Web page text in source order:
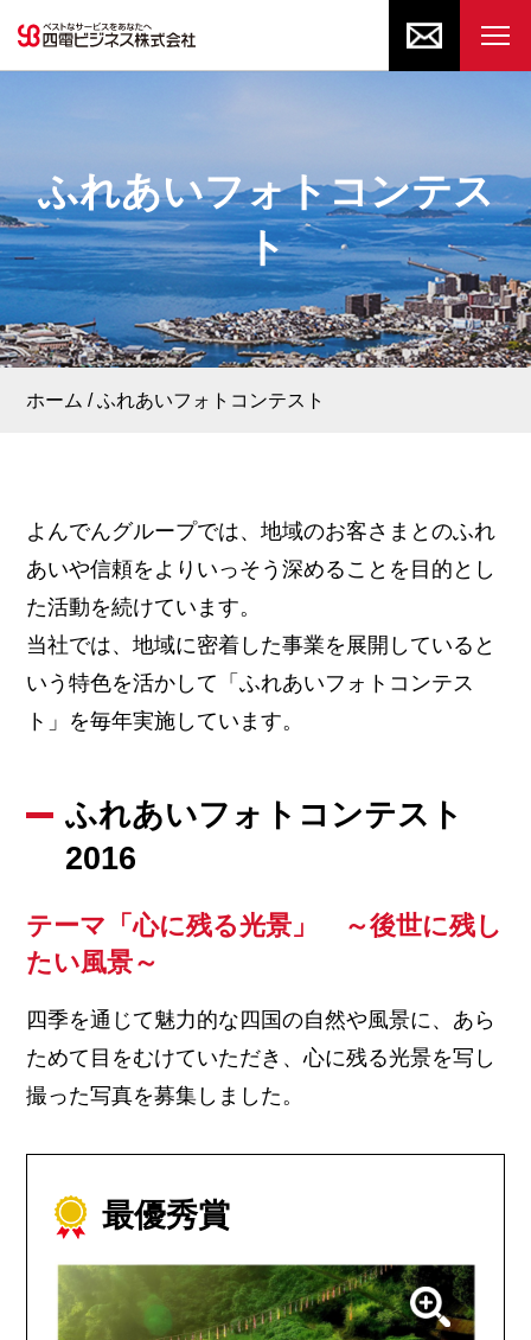
ふれあいフォトコンテス
ト
ホーム ふれあいフォトコンテスト
よんでんグループでは、地域のお客さまとのふれ
あいや信頼をよりいっそう深めることを目的とし
た活動を続けています。
当社では、地域に密着した事業を展開していると
いう特色を活かして「ふれあいフォトコンテス
ト」を毎年実施しています。
ふれあいフォトコンテスト
2016
テーマ「心に残る光景」 ～後世に残し
たい風景～
四季を通じて魅力的な四国の自然や風景に、あら
ためて目をむけていただき、心に残る光景を写し
撮った写真を募集しました。
最優秀賞